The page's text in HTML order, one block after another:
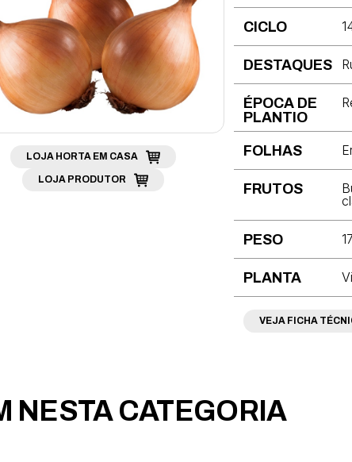
LOJA HORTA EM CASA
LOJA PRODUTOR
CICLO
DESTAQUES
ÉPOCA DE
PLANTIO
FOLHAS
FRUTOS
PESO
PLANTA
VEJA FICHA
NESTA CATEGORIA